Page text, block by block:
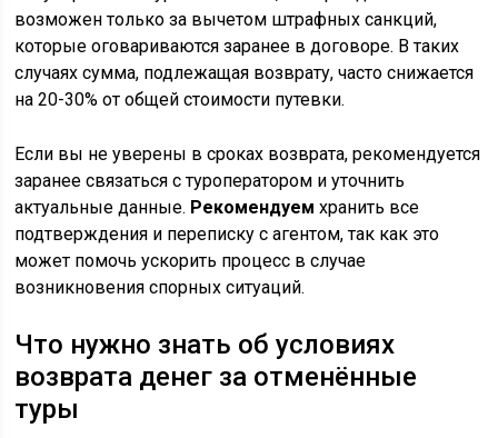
возможен только за вычетом штрафных санкций,
которые оговариваются заранее в договоре. В таких
случаях сумма, подлежащая возврату, часто снижается
на 20-30% от общей стоимости путевки.
Если вы не уверены в сроках возврата, рекомендуется
заранее связаться с туроператором и уточнить
актуальные данные. Рекомендуем хранить все
подтверждения и переписку с агентом, так как это
может помочь ускорить процесс в случае
возникновения спорных ситуаций.
Что нужно знать об условиях
возврата денег за отменённые
туры